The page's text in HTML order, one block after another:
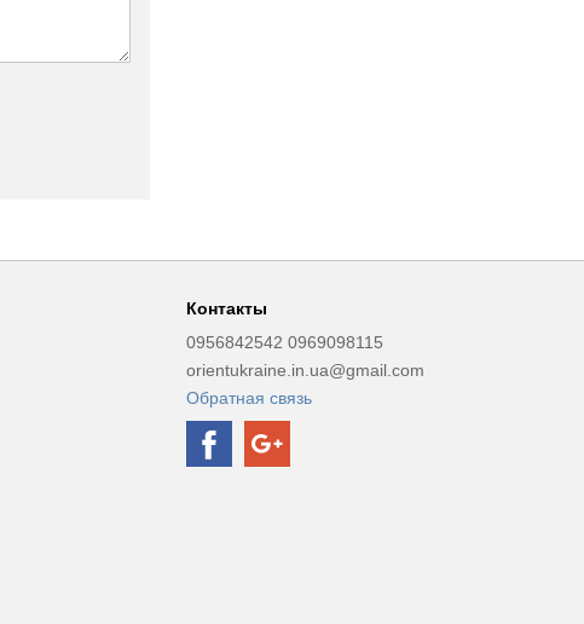
Контакты
0956842542 0969098115
orientukraine.in.ua@gmail.com
Обратная связь